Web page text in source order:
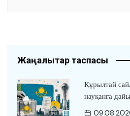
Жаңалықтар таспасы
Құрылтай
науқанға